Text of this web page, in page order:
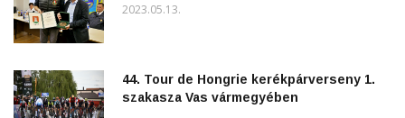
2023.05.13.
44. Tour de Hongrie kerékpárverseny 1.
szakasza Vas vármegyében